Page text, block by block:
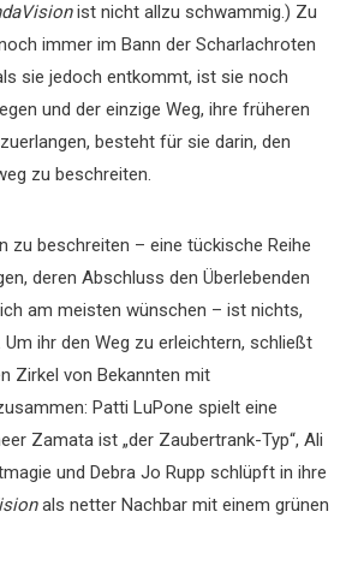
ist nicht allzu schwammig.) Zu
immer im Bann der Scharlachroten
sie jedoch entkommt, ist sie noch
und der einzige Weg, ihre früheren
besteht für sie darin, den
zu beschreiten.
zu beschreiten – eine tückische Reihe
deren Abschluss den Überlebenden
am meisten wünschen – ist nichts,
ihr den Weg zu erleichtern, schließt
Zirkel von Bekannten mit
Patti LuPone spielt eine
Zamata ist „der Zaubertrank-Typ“, Ali
und Debra Jo Rupp schlüpft in ihre
als netter Nachbar mit einem grünen